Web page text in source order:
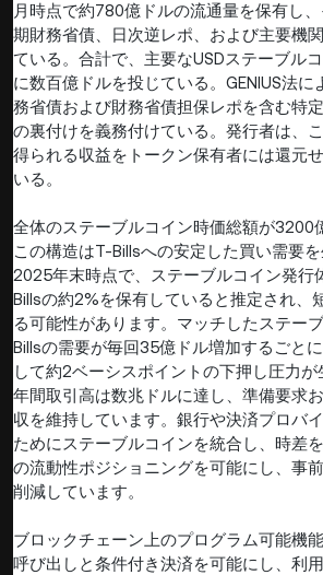
月時点で約780億ドルの流通量を保有し
期財務省債、日次逆レポ、および主要機
ている。合計で、主要なUSDステーブル
に数百億ドルを投じている。GENIUS法
務省債および財務省債担保レポを含む特
の裏付けを義務付けている。発行者は、
得られる収益をトークン保有者には還元
いる。
全体のステーブルコイン時価総額が3200
この構造はT-Billsへの安定した買い需要を
2025年末時点で、ステーブルコイン発行
Billsの約2%を保有していると推定され、
る可能性があります。マッチしたステー
Billsの需要が毎回35億ドル増加するごと
して約2ベーシスポイントの下押し圧力が
年間取引高は数兆ドルに達し、準備要求
収を維持しています。銀行や決済プロバ
ためにステーブルコインを統合し、時差
の流動性ポジショニングを可能にし、事
削減しています。
ブロックチェーン上のプログラム可能機
呼び出しと条件付き決済を可能にし、利